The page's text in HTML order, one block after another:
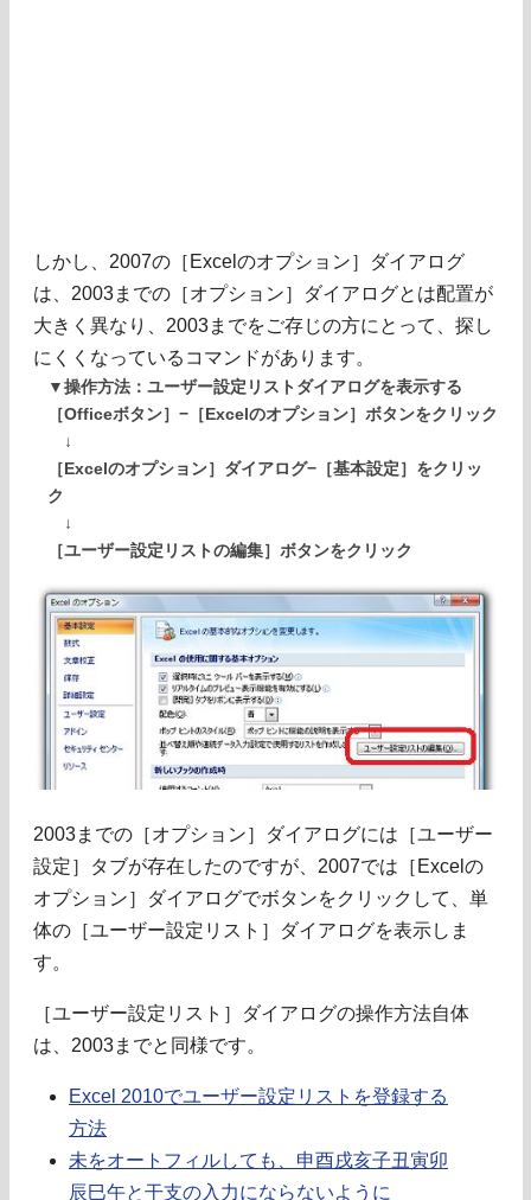
しかし、2007の［Excelのオプション］ダイアログ
は、2003までの［オプション］ダイアログとは配置が
大きく異なり、2003までをご存じの方にとって、探し
にくくなっているコマンドがあります。
▼操作方法：ユーザー設定リストダイアログを表示する
［Officeボタン］−［Excelのオプション］ボタンをクリック
↓
［Excelのオプション］ダイアログ−［基本設定］をクリッ
ク
↓
［ユーザー設定リストの編集］ボタンをクリック
2003までの［オプション］ダイアログには［ユーザー
設定］タブが存在したのですが、2007では［Excelの
オプション］ダイアログでボタンをクリックして、単
体の［ユーザー設定リスト］ダイアログを表示しま
す。
［ユーザー設定リスト］ダイアログの操作方法自体
は、2003までと同様です。
Excel 2010でユーザー設定リストを登録する
方法
未をオートフィルしても、申酉戌亥子丑寅卯
辰巳午と干支の入力にならないように